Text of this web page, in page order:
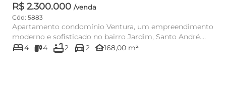
R$ 2.300.000 /venda
Cód: 5883
Apartamento condomínio Ventura, um empreendimento
moderno e sofisticado no bairro Jardim, Santo André.
Este apartamento...
bed4 4 bathtub2 directions_car2 other_houses168,00 m²